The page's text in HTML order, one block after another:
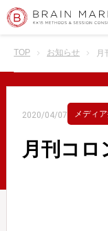
TOP お知らせ 月
2020/04/07 メディ
月刊コロ